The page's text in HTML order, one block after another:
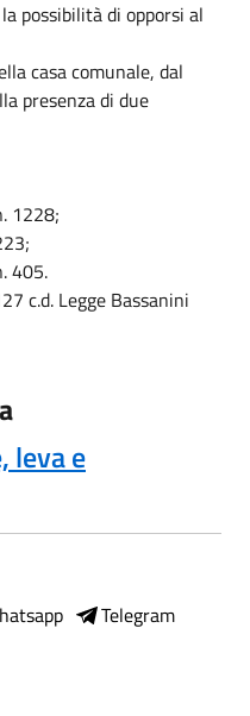
possibilità di opporsi al
casa comunale, dal
presenza di due
1228;
405.
c.d. Legge Bassanini
leva e
Telegram